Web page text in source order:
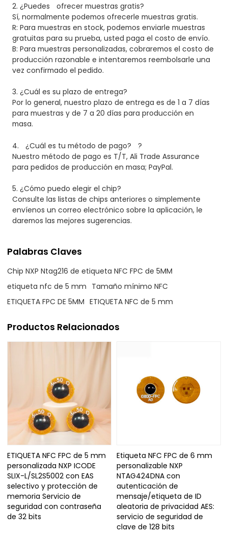
2. ¿Puedes
ofrecer muestras gratis?
Sí, normalmente podemos ofrecerle muestras gratis.
R: Para muestras en stock, podemos enviarle muestras
gratuitas para su prueba, usted paga el costo de envío.
B: Para muestras personalizadas, cobraremos el costo de
producción razonable e intentaremos reembolsarle una
vez confirmado el pedido.
3.¿Cuál es su plazo de entrega?
Por lo general, nuestro plazo de entrega es de 1 a 7 días
para muestras y de 7 a 20 días para producción en
masa.
4. ¿Cuál es tu método de pago?
?
Nuestro método de pago es T/T, Ali Trade Assurance
para pedidos de producción en masa; PayPal.
5. ¿Cómo puedo elegir el chip?
Consulte las listas de chips anteriores o simplemente
envíenos un correo electrónico sobre la aplicación, le
daremos las mejores sugerencias.
Palabras Claves
Chip NXP Ntag216 de etiqueta NFC FPC de 5MM
etiqueta nfc de 5 mm Tamaño mínimo NFC
ETIQUETA FPC DE 5MM ETIQUETA NFC de 5 mm
Productos Relacionados
ETIQUETA NFC FPC de 5 mm
personalizada NXP ICODE
SLIX-L/SL2S5002 con EAS
selectivo y protección de
memoria Servicio de
seguridad con contraseña
de 32 bits
Etiqueta NFC FPC de 6 mm
personalizable NXP
NTAG424DNA con
autenticación de
mensaje/etiqueta de ID
aleatoria de privacidad AES:
servicio de seguridad de
clave de 128 bits